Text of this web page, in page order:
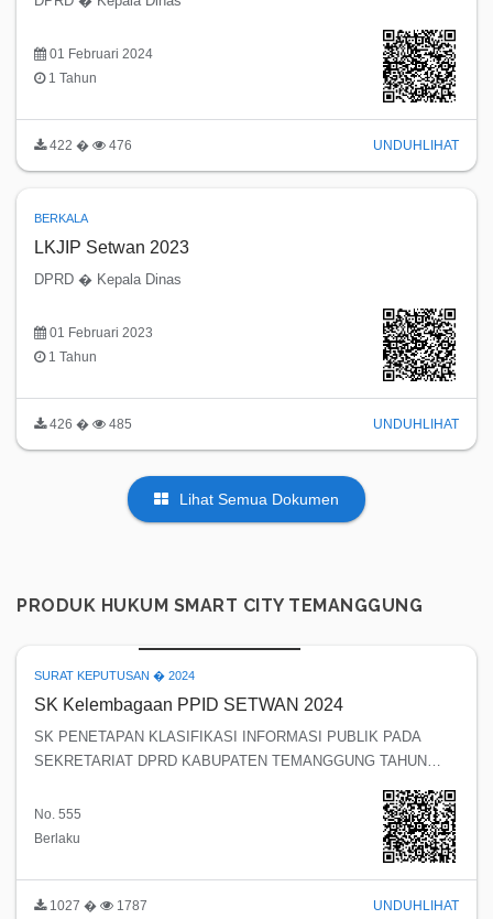
01 Februari 2024
1 Tahun
422 � 476 UNDUH LIHAT
BERKALA
LKJIP Setwan 2023
DPRD � Kepala Dinas
01 Februari 2023
1 Tahun
426 � 485 UNDUH LIHAT
Lihat Semua Dokumen
PRODUK HUKUM SMART CITY TEMANGGUNG
SURAT KEPUTUSAN � 2024
SK Kelembagaan PPID SETWAN 2024
SK PENETAPAN KLASIFIKASI INFORMASI PUBLIK PADA
SEKRETARIAT DPRD KABUPATEN TEMANGGUNG TAHUN
No. 555
Berlaku
1027 � 1787 UNDUH LIHAT